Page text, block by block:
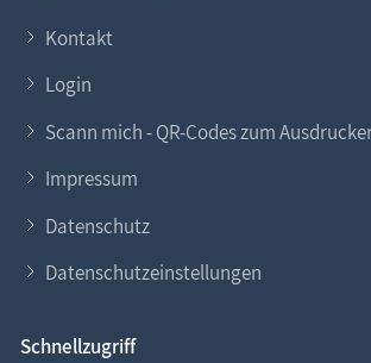
Kontakt
Login
Scann mich - QR-Codes zum
Impressum
Datenschutz
Datenschutzeinstellungen
Schnellzugriff